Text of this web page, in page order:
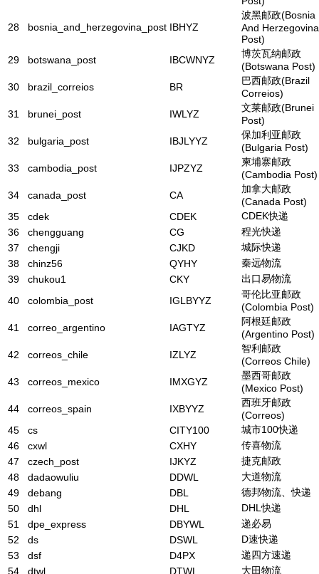
28 bosnia_and_herzegovina_post IBHYZ
波黑邮政(Bosnia
And Herzegovina
Post)
29
botswana_post IBCWNYZ
博茨瓦纳邮政
(Botswana Post)
30
brazil_correios BR
巴西邮政(Brazil
Correios)
31
brunei_post IWLYZ
文莱邮政(Brunei
Post)
32
bulgaria_post IBJLYYZ
保加利亚邮政
(Bulgaria Post)
33
cambodia_post IJPZYZ
柬埔寨邮政
(Cambodia Post)
34
canada_post CA
加拿大邮政
(Canada Post)
35
cdek CDEK
CDEK快递
36
chengguang CG
程光快递
37
chengji CJKD
城际快递
38
chinz56 QYHY
秦远物流
39
chukou1 CKY
出口易物流
40
colombia_post IGLBYYZ
哥伦比亚邮政
(Colombia Post)
41
correo_argentino IAGTYZ
阿根廷邮政
(Argentino Post)
42
correos_chile IZLYZ
智利邮政
(Correos Chile)
43
correos_mexico IMXGYZ
墨西哥邮政
(Mexico Post)
44
correos_spain IXBYYZ
西班牙邮政
(Correos)
45
cs CITY100
城市100快递
46
cxwl CXHY
传喜物流
47
czech_post IJKYZ
捷克邮政
48
dadaowuliu DDWL
大道物流
49
debang DBL
德邦物流、快递
50
dhl DHL
DHL快递
51
dpe_express DBYWL
递必易
52
ds DSWL
D速快递
53
dsf D4PX
递四方速递
54
dtwl DTWL
大田物流